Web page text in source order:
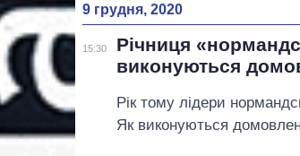
9 грудня, 2020
15:30
Річниця
виконуються
Рік тому лідери
Як виконуються